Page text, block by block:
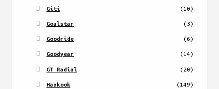
Giti (10)
Goalstar (3)
Goodride (6)
Goodyear (14)
GT Radial (20)
Hankook (149)